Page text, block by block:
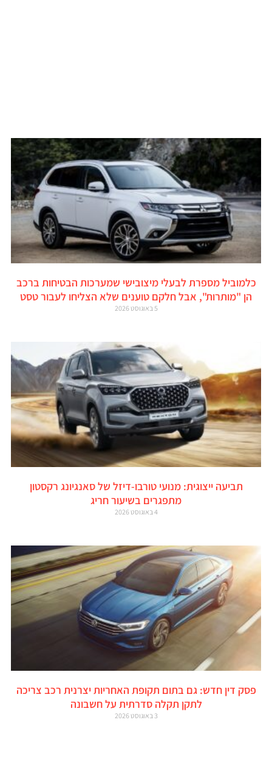
כלמוביל מספרת לבעלי מיצובישי שמערכות הבטיחות ברכב
הן "מותרות", אבל חלקם טוענים שלא הצליחו לעבור טסט
5 באוגוסט 2026
תביעה ייצוגית: מנועי טורבו-דיזל של סאנגיונג רקסטון
מתפגרים בשיעור חריג
4 באוגוסט 2026
פסק דין חדש: גם בתום תקופת האחריות יצרנית רכב צריכה
לתקן תקלה סדרתית על חשבונה
3 באוגוסט 2026